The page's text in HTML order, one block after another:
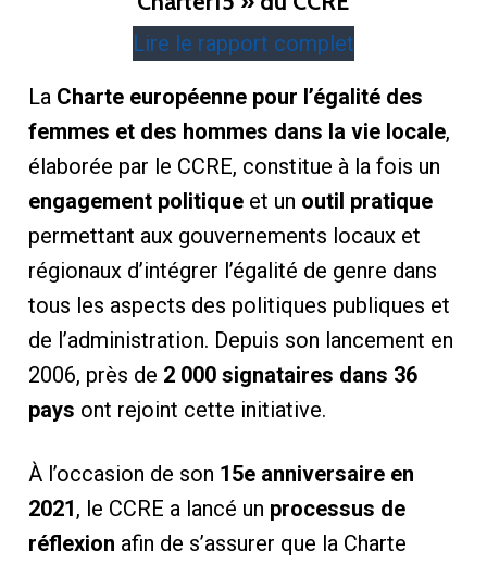
Lire le rapport complet
La Charte européenne pour l’égalité des
femmes et des hommes dans la vie locale,
élaborée par le CCRE, constitue à la fois un
engagement politiqueet un outil pratique
permettant aux gouvernements locaux et
régionaux d’intégrer l’égalité de genre dans
tous les aspects des politiques publiques et
de l’administration. Depuis son lancement en
2006, près de 2 000 signataires dans 36
pays ont rejoint cette initiative.
À l’occasion de son 15e anniversaire en
2021, le CCRE a lancé un processus de
réflexion afin de s’assurer que la Charte